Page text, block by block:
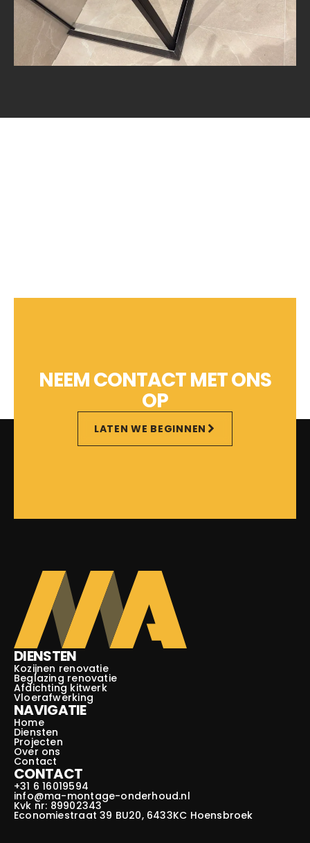
NEEM CONTACT MET ONS
OP
LATEN WE BEGINNEN
DIENSTEN
Kozijnen renovatie
Beglazing renovatie
Afdichting kitwerk
Vloerafwerking
NAVIGATIE
Home
Diensten
Projecten
Over ons
Contact
CONTACT
+31 6 16019594
info@ma-montage-onderhoud.nl
Kvk nr: 89902343
Economiestraat 39 BU20, 6433KC Hoensbroek